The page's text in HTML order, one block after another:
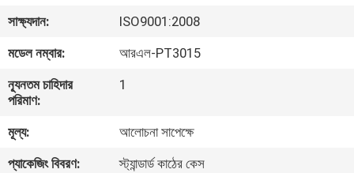
আমাদের
সম্পর্কে
ভ্রমণ
সাক্ষ্যদান:
ISO9001:2008
মডেল নম্বার:
আরএল-PT3015
ন্যূনতম চাহিদার
পরিমাণ:
1
মূল্য:
আলোচনা সাপেক্ষে
প্যাকেজিং বিবরণ:
স্ট্যান্ডার্ড কাঠের কেস